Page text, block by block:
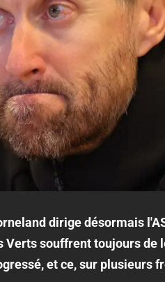
dirige désormais
souffrent toujours
et ce, sur plusieurs